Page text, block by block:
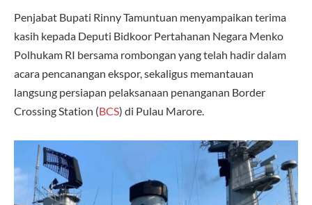
Penjabat Bupati Rinny Tamuntuan menyampaikan terima
kasih kepada Deputi Bidkoor Pertahanan Negara Menko
Polhukam RI bersama rombongan yang telah hadir dalam
acara pencanangan ekspor, sekaligus memantauan
langsung persiapan pelaksanaan penanganan Border
Crossing Station (BCS) di Pulau Marore.